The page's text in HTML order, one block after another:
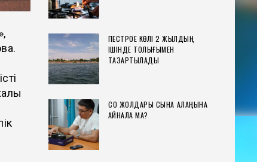
ПЕСТРОЕ КӨЛІ 2 ЖЫЛДЫҢ
ІШІНДЕ ТОЛЫҒЫМЕН
ТАЗАРТЫЛАДЫ
СҚО ЖОЛДАРЫ СЫНАҚ АЛАҢЫНА
АЙНАЛА МА?